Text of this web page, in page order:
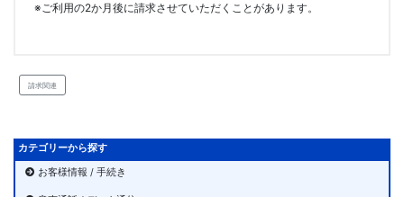
※ご利用の2か月後に請求させていただくことがあります。
請求関連
カテゴリーから探す
お客様情報 / 手続き